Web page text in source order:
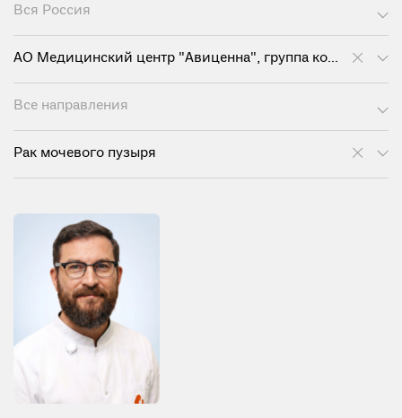
Вся Россия
АО Медицинский центр "Авиценна", группа компаний "Мать и дитя"
Все направления
Рак мочевого пузыря